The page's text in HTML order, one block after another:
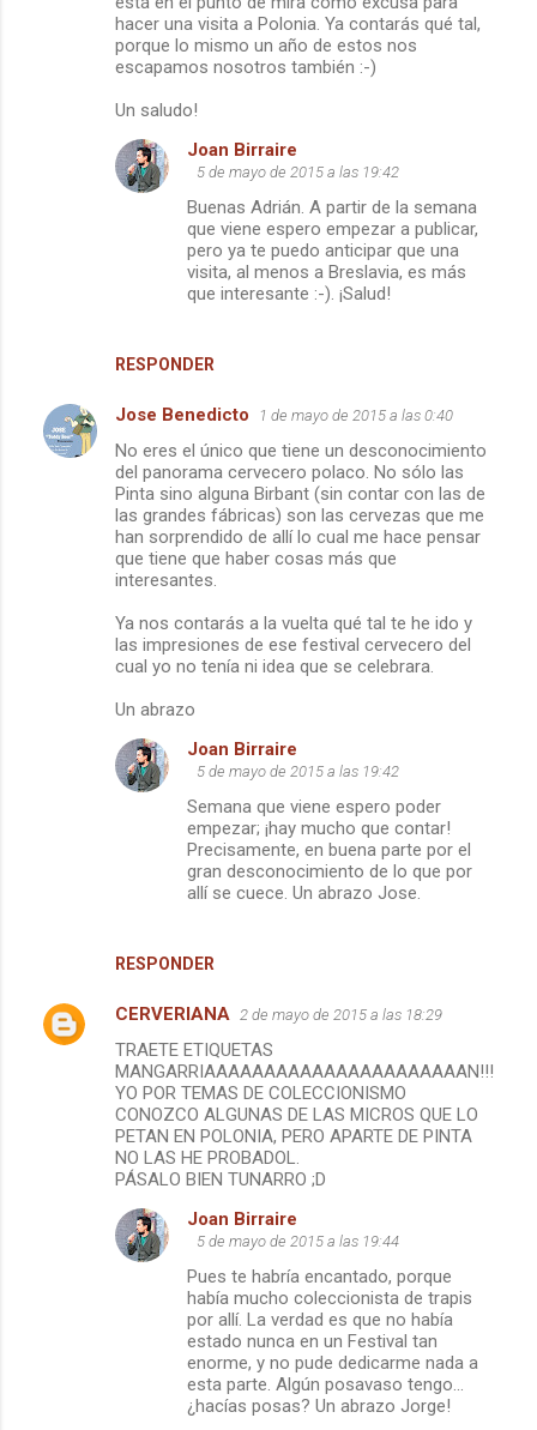
hacer una visita a Polonia. Ya contarás qué tal,
porque lo mismo un año de estos nos
escapamos nosotros también :-)
Un saludo!
RESPONDER
Joan Birraire
5 de mayo de 2015 a las 19:42
Buenas Adrián. A partir de la semana
que viene espero empezar a publicar,
pero ya te puedo anticipar que una
visita, al menos a Breslavia, es más
que interesante :-). ¡Salud!
Jose Benedicto 1 de mayo de 2015 a las 0:40
No eres el único que tiene un desconocimiento
del panorama cervecero polaco. No sólo las
Pinta sino alguna Birbant (sin contar con las de
las grandes fábricas) son las cervezas que me
han sorprendido de allí lo cual me hace pensar
que tiene que haber cosas más que
interesantes.
Ya nos contarás a la vuelta qué tal te he ido y
las impresiones de ese festival cervecero del
cual yo no tenía ni idea que se celebrara.
Un abrazo
RESPONDER
Joan Birraire
5 de mayo de 2015 a las 19:42
Semana que viene espero poder
empezar; ¡hay mucho que contar!
Precisamente, en buena parte por el
gran desconocimiento de lo que por
allí se cuece. Un abrazo Jose.
CERVERIANA 2 de mayo de 2015 a las 18:29
TRAETE ETIQUETAS
MANGARRIAAAAAAAAAAAAAAAAAAAAAAN!!!
YO POR TEMAS DE COLECCIONISMO
CONOZCO ALGUNAS DE LAS MICROS QUE LO
PETAN EN POLONIA, PERO APARTE DE PINTA
NO LAS HE PROBADOL.
PÁSALO BIEN TUNARRO ;D
Joan Birraire
5 de mayo de 2015 a las 19:44
Pues te habría encantado, porque
había mucho coleccionista de trapis
por allí. La verdad es que no había
estado nunca en un Festival tan
enorme, y no pude dedicarme nada a
esta parte. Algún posavaso tengo...
¿hacías posas? Un abrazo Jorge!